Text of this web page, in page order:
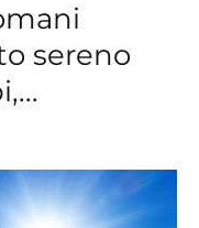
sereno